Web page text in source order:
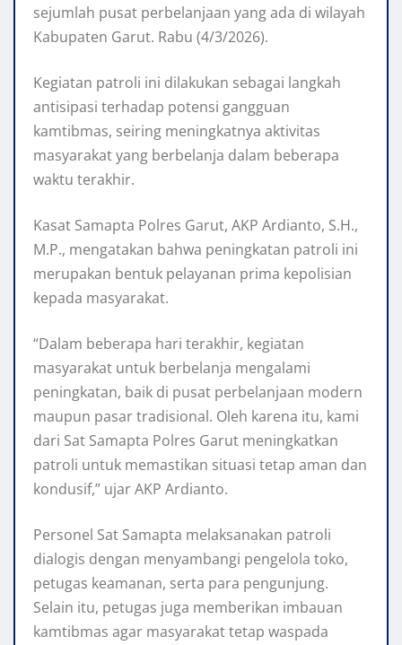
sejumlah pusat perbelanjaan yang ada di wilayah
Kabupaten Garut. Rabu (4/3/2026).
Kegiatan patroli ini dilakukan sebagai langkah
antisipasi terhadap potensi gangguan
kamtibmas, seiring meningkatnya aktivitas
masyarakat yang berbelanja dalam beberapa
waktu terakhir.
Kasat Samapta Polres Garut, AKP Ardianto, S.H.,
M.P., mengatakan bahwa peningkatan patroli ini
merupakan bentuk pelayanan prima kepolisian
kepada masyarakat.
“Dalam beberapa hari terakhir, kegiatan
masyarakat untuk berbelanja mengalami
peningkatan, baik di pusat perbelanjaan modern
maupun pasar tradisional. Oleh karena itu, kami
dari Sat Samapta Polres Garut meningkatkan
patroli untuk memastikan situasi tetap aman dan
kondusif,” ujar AKP Ardianto.
Personel Sat Samapta melaksanakan patroli
dialogis dengan menyambangi pengelola toko,
petugas keamanan, serta para pengunjung.
Selain itu, petugas juga memberikan imbauan
kamtibmas agar masyarakat tetap waspada